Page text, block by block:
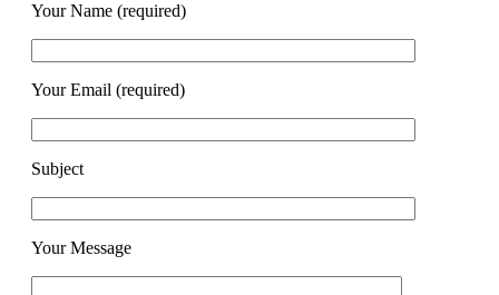
Your Name (required)
Your Email (required)
Subject
Your Message